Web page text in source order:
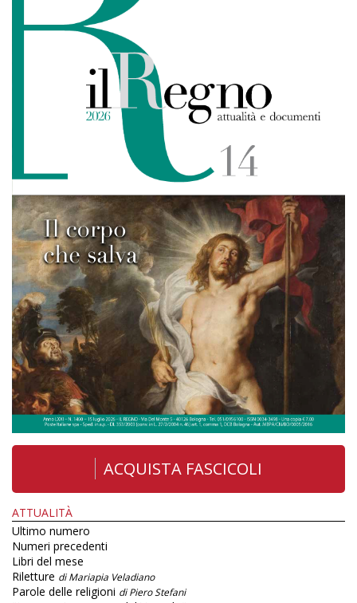
ACQUISTA FASCICOLI
ATTUALITÀ
Ultimo numero
Numeri precedenti
Libri del mese
Riletture di Mariapia Veladiano
Parole delle religioni di Piero Stefani